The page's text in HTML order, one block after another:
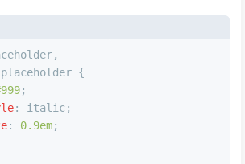
,
{
;
: italic;
: 0.9em;